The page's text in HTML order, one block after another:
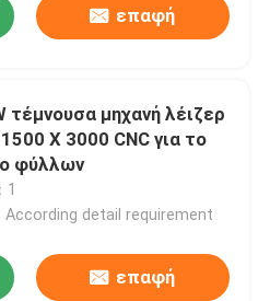
επαφή
τέμνουσα μηχανή λέιζερ
X 3000 CNC για το
φύλλων
1
According detail requirement
επαφή